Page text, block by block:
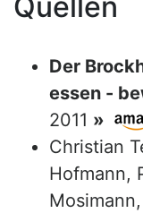
Der
essen -
2011 »
Christian
Hofmann,